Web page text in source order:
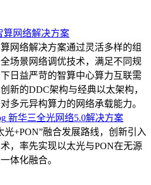
算网络解决方案
网络解决方案通过灵活多样的组
场景网络调优技术，满足不同规
日益严苛的智算中心算力互联需
新的DDC架构与经典以太架构，
多元异构算力的网络承载能力。
新华三全光网络5.0解决方案
光+PON”融合发展路线，创新引入
，率先实现以太光与PON在无源
体化融合。